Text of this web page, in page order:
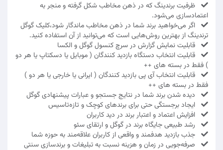
ظرفیت برندینگ که در ذهن مخاطب شکل گرفته و منجر به
اعتمادسازی می‌شود.
اگر می‌خواهید برند شما در ذهن مخاطب ماندگار شود،کلیک گوگل
ترندینگ از بهترین روش‌هایی است که می‌توانید از آن استفاده کنید.
قابلیت نمایش گزارش در سرچ کنسول گوگل و الکسا
قابلیت انتخاب دستگاه بازدید کنندگان ( موبایل یا دسکتاپ یا هر دو
) فقط در بسته های ++
قابلیت انتخاب آی پی بازدید کنندگان ( ایرانی یا خارجی یا هر دو )
فقط در بسته های ++
دیده شدن برند شما در نتایج جستجو و عبارات پیشنهادی گوگل
ایجاد برجستگی حتی برای برندهای کوچک و تازه‌تاسیس
افزایش اعتماد و اعتبار برند در دید کاربران
رشد طبیعی جایگاه برند در گوگل و ارتقای سئو
جذب بازدید هدفمند و واقعی از کاربران علاقه‌مند به حوزه شما
صرفه‌جویی در زمان و هزینه نسبت به تبلیغات و برندسازی سنتی